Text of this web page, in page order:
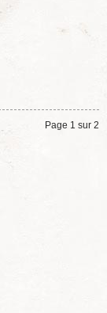
Page 1 sur 2